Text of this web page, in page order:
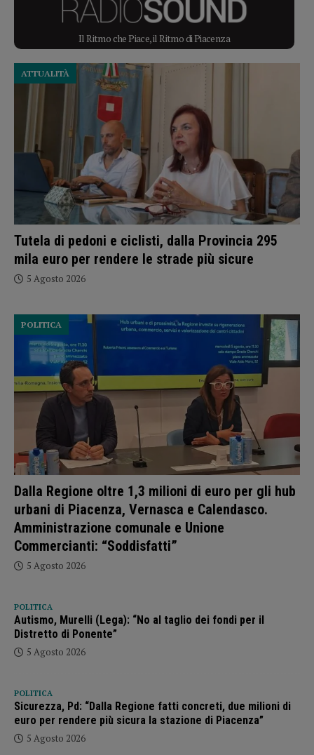
Il Ritmo che Piace, il Ritmo di Piacenza
Tutela di pedoni e ciclisti, dalla Provincia 295
mila euro per rendere le strade più sicure
ATTUALITÀ
5 Agosto 2026
Dalla Regione oltre 1,3 milioni di euro per gli hub
urbani di Piacenza, Vernasca e Calendasco.
Amministrazione comunale e Unione
Commercianti: “Soddisfatti”
POLITICA
5 Agosto 2026
POLITICA
Autismo, Murelli (Lega): “No al taglio dei fondi per il
Distretto di Ponente”
5 Agosto 2026
POLITICA
Sicurezza, Pd: “Dalla Regione fatti concreti, due milioni di
euro per rendere più sicura la stazione di Piacenza”
5 Agosto 2026